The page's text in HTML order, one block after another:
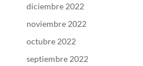
diciembre 2022
noviembre 2022
octubre 2022
septiembre 2022